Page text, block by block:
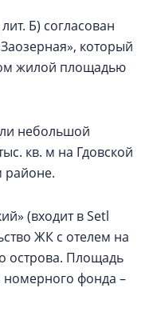
Б) согласован
который
жилой площадью
небольшой
кв. м на Гдовской
районе.
(входит в Setl
ЖК с отелем на
острова. Площадь
номерного фонда –